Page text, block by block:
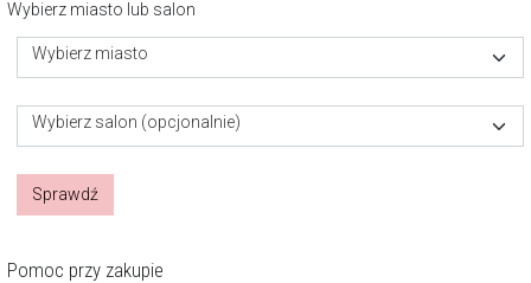
Wybierz miasto lub salon
Wybierz miasto
Wybierz salon (opcjonalnie)
Sprawdź
Pomoc przy zakupie